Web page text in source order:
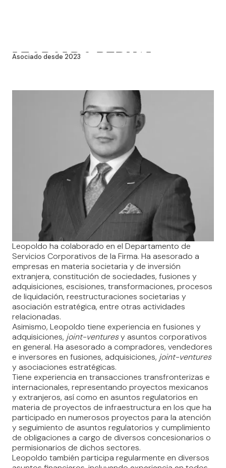
LEOPOLDO BERNAL
RANGEL
Asociado desde 2023
Leopoldo ha colaborado en el Departamento de
Servicios Corporativos de la Firma. Ha asesorado a
empresas en materia societaria y de inversión
extranjera, constitución de sociedades, fusiones y
adquisiciones, escisiones, transformaciones, procesos
de liquidación, reestructuraciones societarias y
asociación estratégica, entre otras actividades
relacionadas.
Asimismo, Leopoldo tiene experiencia en fusiones y
adquisiciones, joint-venturesy asuntos corporativos
en general. Ha asesorado a compradores, vendedores
e inversores en fusiones, adquisiciones, joint-ventures
y asociaciones estratégicas.
Tiene experiencia en transacciones transfronterizas e
internacionales, representando proyectos mexicanos
y extranjeros, así como en asuntos regulatorios en
materia de proyectos de infraestructura en los que ha
participado en numerosos proyectos para la atención
y seguimiento de asuntos regulatorios y cumplimiento
de obligaciones a cargo de diversos concesionarios o
permisionarios de dichos sectores.
Leopoldo también participa regularmente en diversos